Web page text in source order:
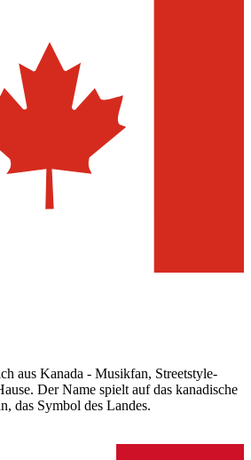
aus Kanada - Musikfan, Streetstyle-
Der Name spielt auf das kanadische
das Symbol des Landes.